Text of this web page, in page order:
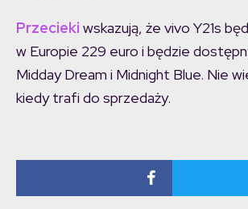
Przecieki wskazują, że vivo Y21s
w Europie 229 euro i będzie
Midday Dream i Midnight Blue. Nie
kiedy trafi do sprzedaży.